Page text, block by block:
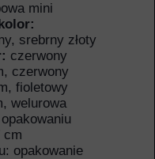
mini
srebrny złoty
czerwony
czerwony
fioletowy
welurowa
cm
opakowanie